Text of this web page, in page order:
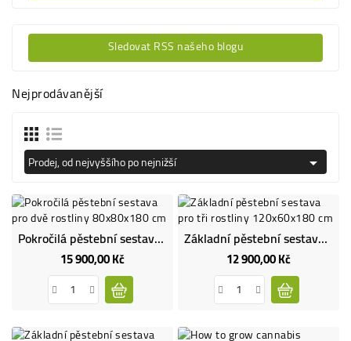
Sledovat RSS našeho blogu
Nejprodávanější
Prodej, od nejvyššího po nejnižší 
Pokročilá pěstební sestava pro dvě rostliny 80x80x180 cm
15 900,00 KčCena
Základní pěstební sestava pro tři rostliny 120x60x180 cm
12 900,00 KčCena